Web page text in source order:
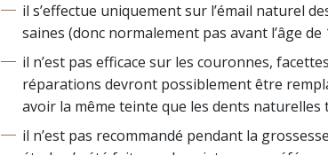
il s’effectue uniquement sur l’émail naturel
saines (donc normalement pas avant l’âge de
il n’est pas efficace sur les couronnes,
réparations devront possiblement être
avoir la même teinte que les dents naturelles
il n’est pas recommandé pendant la